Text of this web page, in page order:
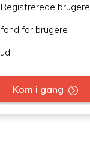
Registrerede brugere
for brugere
Kom i gang